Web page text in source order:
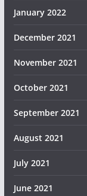
January 2022
December 2021
November 2021
October 2021
September 2021
August 2021
July 2021
June 2021